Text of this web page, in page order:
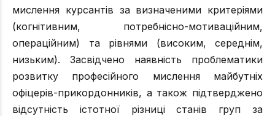
мислення курсантів за визначеними критеріями
(когнітивним, потребнісно-мотиваційним,
операційним) та рівнями (високим, середнім,
низьким). Засвідчено наявність проблематики
розвитку професійного мислення майбутніх
офіцерів-прикордонників, а також підтверджено
відсутність істотної різниці станів груп за